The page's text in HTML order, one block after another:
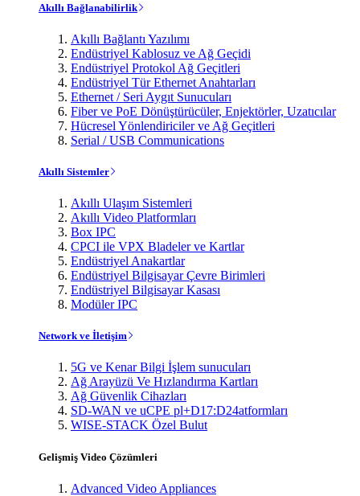
Akıllı Bağlanabilirlik
Akıllı Bağlantı Yazılımı
Endüstriyel Kablosuz ve Ağ Geçidi
Endüstriyel Protokol Ağ Geçitleri
Endüstriyel Tür Ethernet Anahtarları
Ethernet / Seri Aygıt Sunucuları
Fiber ve PoE Dönüştürücüler, Enjektörler, Uzatıcılar
Hücresel Yönlendiriciler ve Ağ Geçitleri
Serial / USB Communications
Akıllı Sistemler
Akıllı Ulaşım Sistemleri
Akıllı Video Platformları
Box IPC
CPCI ile VPX Bladeler ve Kartlar
Endüstriyel Anakartlar
Endüstriyel Bilgisayar Çevre Birimleri
Endüstriyel Bilgisayar Kasası
Modüler IPC
Network ve İletişim
5G ve Kenar Bilgi İşlem sunucuları
Ağ Arayüzü Ve Hızlandırma Kartları
Ağ Güvenlik Cihazları
SD-WAN ve uCPE pl+D17:D24atformları
WISE-STACK Özel Bulut
Gelişmiş Video Çözümleri
Advanced Video Appliances